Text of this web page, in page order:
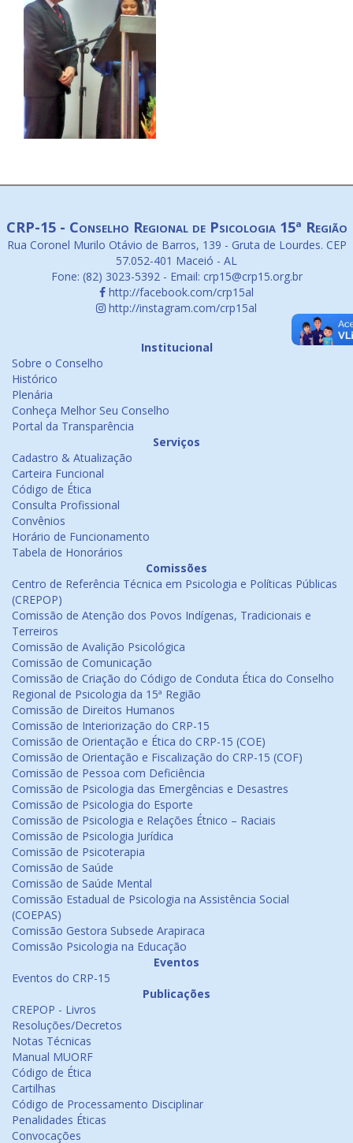
CRP-15 - Conselho Regional de Psicologia 15ª Região
Rua Coronel Murilo Otávio de Barros, 139 - Gruta de Lourdes. CEP
57.052-401 Maceió - AL
Fone: (82) 3023-5392 - Email: crp15@crp15.org.br
http://facebook.com/crp15al
http://instagram.com/crp15al
Institucional
Sobre o Conselho
Histórico
Plenária
Conheça Melhor Seu Conselho
Portal da Transparência
Serviços
Cadastro & Atualização
Carteira Funcional
Código de Ética
Consulta Profissional
Convênios
Horário de Funcionamento
Tabela de Honorários
Comissões
Centro de Referência Técnica em Psicologia e Políticas Públicas
(CREPOP)
Comissão de Atenção dos Povos Indígenas, Tradicionais e
Terreiros
Comissão de Avalição Psicológica
Comissão de Comunicação
Comissão de Criação do Código de Conduta Ética do Conselho
Regional de Psicologia da 15ª Região
Comissão de Direitos Humanos
Comissão de Interiorização do CRP-15
Comissão de Orientação e Ética do CRP-15 (COE)
Comissão de Orientação e Fiscalização do CRP-15 (COF)
Comissão de Pessoa com Deficiência
Comissão de Psicologia das Emergências e Desastres
Comissão de Psicologia do Esporte
Comissão de Psicologia e Relações Étnico – Raciais
Comissão de Psicologia Jurídica
Comissão de Psicoterapia
Comissão de Saúde
Comissão de Saúde Mental
Comissão Estadual de Psicologia na Assistência Social
(COEPAS)
Comissão Gestora Subsede Arapiraca
Comissão Psicologia na Educação
Eventos
Eventos do CRP-15
Publicações
CREPOP - Livros
Resoluções/Decretos
Notas Técnicas
Manual MUORF
Código de Ética
Cartilhas
Código de Processamento Disciplinar
Penalidades Éticas
Convocações